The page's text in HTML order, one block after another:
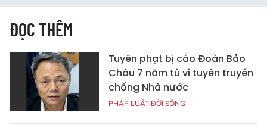
ĐỌC THÊM
Tuyên phạt bị cáo Đoàn Bảo
Châu 7 năm tù vì tuyên truyền
chống Nhà nước
PHÁP LUẬT ĐỜI SỐNG